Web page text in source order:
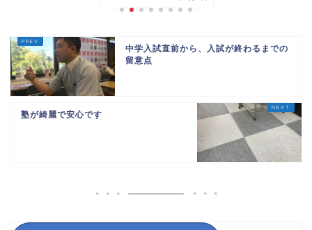
中学入試直前から、入試が終わるまでの
留意点
塾が綺麗で安心です